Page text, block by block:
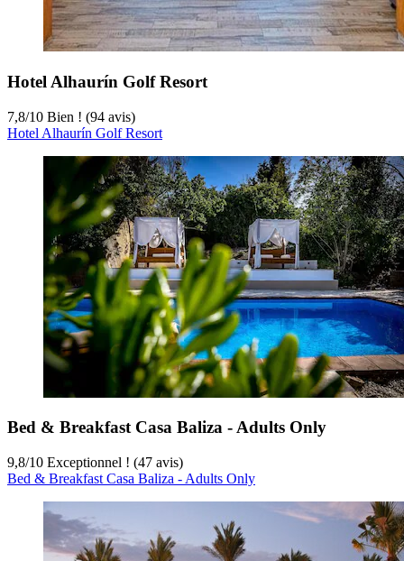
Hotel Alhaurín Golf Resort
7,8/10 Bien ! (94 avis)
Hotel Alhaurín Golf Resort
Bed & Breakfast Casa Baliza - Adults Only
9,8/10 Exceptionnel ! (47 avis)
Bed & Breakfast Casa Baliza - Adults Only